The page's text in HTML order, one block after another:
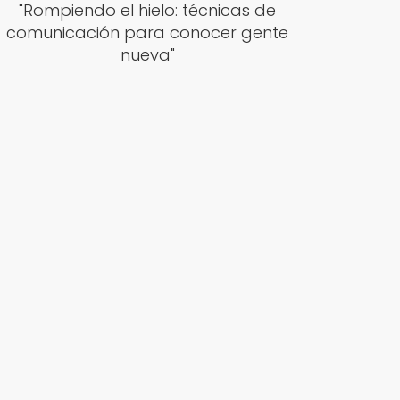
"Rompiendo el hielo: técnicas de
comunicación para conocer gente
nueva"